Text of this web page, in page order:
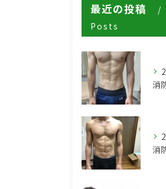
最近の投稿
Posts
消
消